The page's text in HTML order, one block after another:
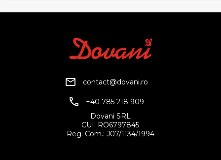
contact@dovani.ro
+40 785 218 909
Dovani SRL
CUI: RO6797845
Reg. Com.: J07/1134/1994